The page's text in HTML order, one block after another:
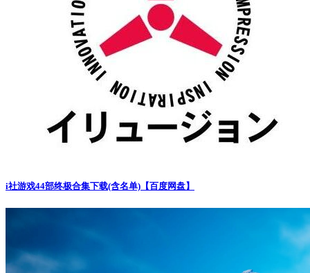
i社游戏44部终极合集下载(含名单)【百度网盘】